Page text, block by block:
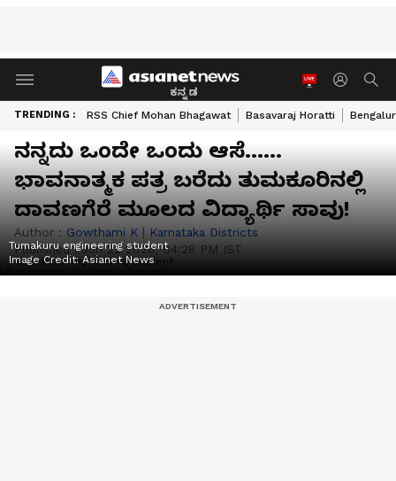
ಕನ್ನಡ
TRENDING : RSS Chief Mohan Bhagawat Basavaraj Horatti
ನನ್ನದು ಒಂದೇ ಒಂದು ಆಸೆ......
ಭಾವನಾತ್ಮಕ ಪತ್ರ ಬರೆದು ತುಮಕೂರಿನಲ್ಲಿ
ದಾವಣಗೆರೆ ಮೂಲದ ವಿದ್ಯಾರ್ಥಿ ಸಾವು!
Author : Gowthami K | Karnataka Districts
Published :Jun 22 2026, 04:28 PM IST
Tumakuru engineering student
Image Credit:Asianet News